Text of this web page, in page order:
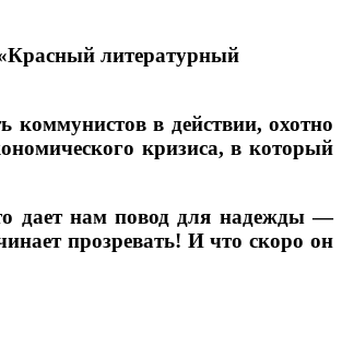
литературный
в действии, охотно
кризиса, в который
дает нам повод для надежды —
прозревать! И что скоро он